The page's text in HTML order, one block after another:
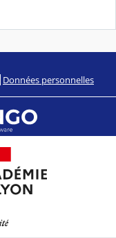
Données personnelles